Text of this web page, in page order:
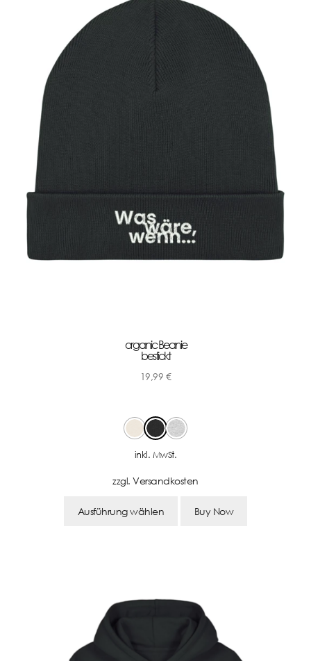
organic Beanie
bestickt
19,99 €
inkl. MwSt.
zzgl.Versandkosten
Ausführung wählen Buy Now